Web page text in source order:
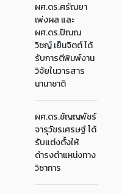
ผศ.ดร.ศรัณยา
เพ่งผล และ
ผศ.ดร.ปัณณ
วิชญ์ เย็นจิตต์ ได้
รับการตีพิมพ์งาน
วิจัยในวารสาร
นานาชาติ
ผศ.ดร.ชัญญพัชร์
จารุวัชรเศรษฐ์ ได้
รับแต่งตั้งให้
ดำรงตำแหน่งทาง
วิชาการ